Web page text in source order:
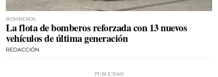
BOMBEROS
La flota de bomberos reforzada con 13 nuevos
vehículos de última generación
REDACCIÓN